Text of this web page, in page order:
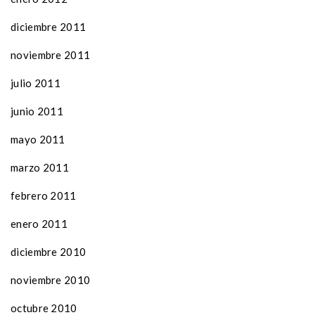
diciembre 2011
noviembre 2011
julio 2011
junio 2011
mayo 2011
marzo 2011
febrero 2011
enero 2011
diciembre 2010
noviembre 2010
octubre 2010